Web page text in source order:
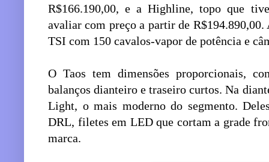
R$166.190,00, e a Highline, topo que
avaliar com preço a partir de
TSI com 150 cavalos-vapor de potência e
O Taos tem dimensões proporcionais,
balanços dianteiro e traseiro curtos. Na
Light, o mais moderno do segmento.
DRL, filetes em LED que cortam a grade
marca.